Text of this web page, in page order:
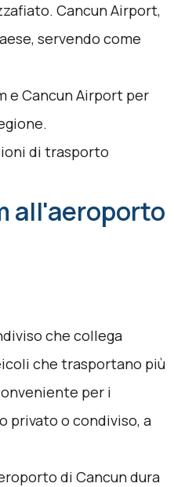
Cancun Airport,
servendo come
e Cancun Airport per
di trasporto
all'aeroporto
che collega
che trasportano più
per i
privato o condiviso, a
di Cancun dura